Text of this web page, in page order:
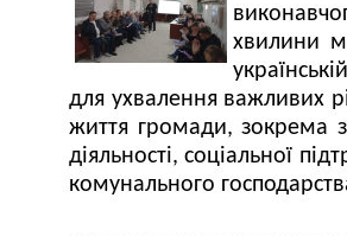
хвилини
для ухвалення важливих
життя громади, зокрема
діяльності, соціальної
комунального